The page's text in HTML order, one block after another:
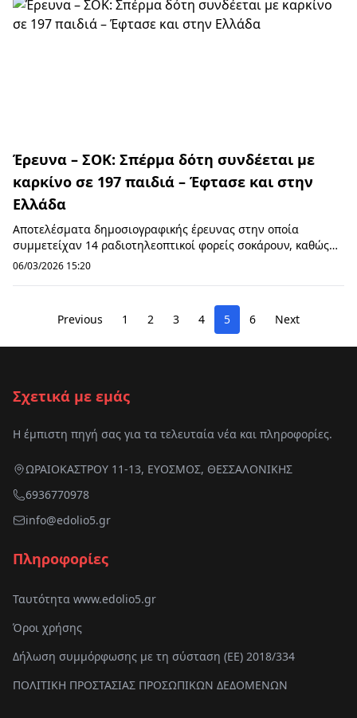
Έρευνα – ΣΟΚ: Σπέρμα δότη συνδέεται με
καρκίνο σε 197 παιδιά – Έφτασε και στην
Ελλάδα
Αποτελέσματα δημοσιογραφικής έρευνας στην οποία
συμμετείχαν 14 ραδιοτηλεοπτικοί φορείς σοκάρουν, καθώς
αποκαλύπτουν ότι δωρητής σπέρματος έφερε στο...
06/03/2026 15:20
Previous 1 2 3 4 5 6 Next
Σχετικά με εμάς
Η έμπιστη πηγή σας για τα τελευταία νέα και πληροφορίες.
ΩΡΑΙΟΚΑΣΤΡΟΥ 11-13, ΕΥΟΣΜΟΣ, ΘΕΣΣΑΛΟΝΙΚΗΣ
6936770978
info@edolio5.gr
Πληροφορίες
Ταυτότητα www.edolio5.gr
Όροι χρήσης
Δήλωση συμμόρφωσης με τη σύσταση (ΕΕ) 2018/334
ΠΟΛΙΤΙΚΗ ΠΡΟΣΤΑΣΙΑΣ ΠΡΟΣΩΠΙΚΩΝ ΔΕΔΟΜΕΝΩΝ